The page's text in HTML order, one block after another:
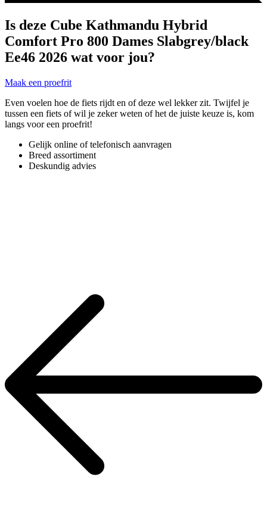
Is deze Cube Kathmandu Hybrid
Comfort Pro 800 Dames Slabgrey/black
Ee46 2026 wat voor jou?
Maak een proefrit
Even voelen hoe de fiets rijdt en of deze wel lekker zit. Twijfel je
tussen een fiets of wil je zeker weten of het de juiste keuze is, kom
langs voor een proefrit!
Gelijk online of telefonisch aanvragen
Breed assortiment
Deskundig advies